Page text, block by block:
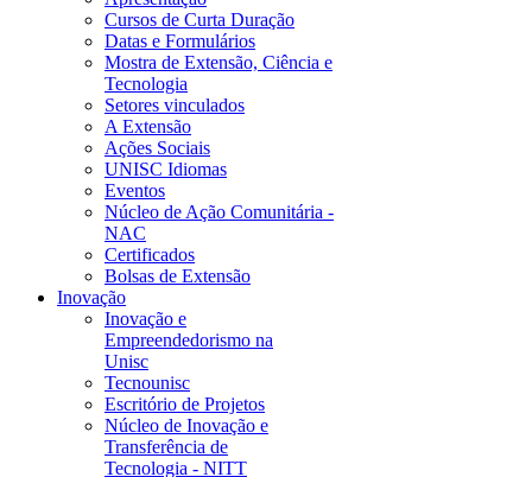
Cursos de Curta Duração
Datas e Formulários
Mostra de Extensão, Ciência e
Tecnologia
Setores vinculados
A Extensão
Ações Sociais
UNISC Idiomas
Eventos
Núcleo de Ação Comunitária -
NAC
Certificados
Bolsas de Extensão
Inovação
Inovação e
Empreendedorismo na
Unisc
Tecnounisc
Escritório de Projetos
Núcleo de Inovação e
Transferência de
Tecnologia - NITT